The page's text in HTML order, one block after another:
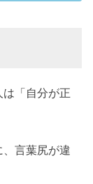
は「自分が正
言葉尻が違